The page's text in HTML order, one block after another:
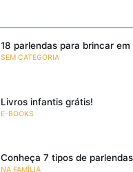
18 parlendas para brincar
SEM CATEGORIA
Livros infantis grátis!
E-BOOKS
Conheça 7 tipos de parlendas
NA FAMÍLIA